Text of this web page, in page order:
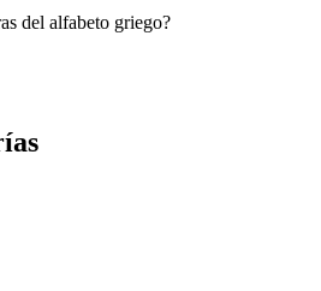
del alfabeto griego?